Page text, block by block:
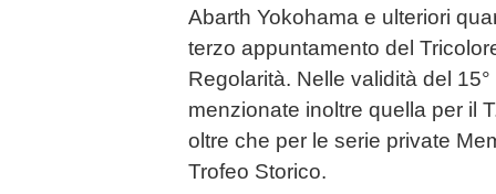
Abarth Yokohama e ulteriori
terzo appuntamento del
Regolarità. Nelle validità del
menzionate inoltre quella per il
oltre che per le serie private
Trofeo Storico.